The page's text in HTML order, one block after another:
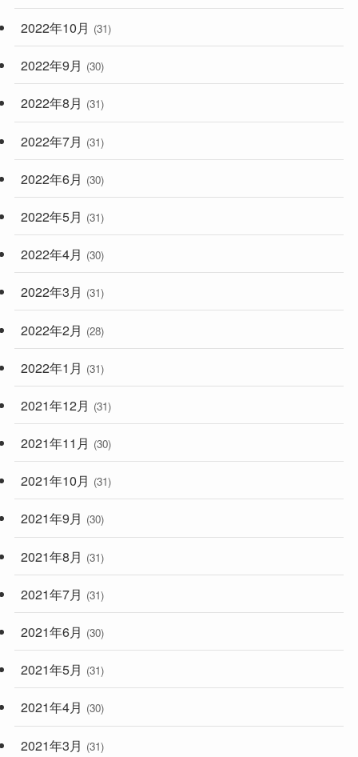
2022年10月 (31)
2022年9月 (30)
2022年8月 (31)
2022年7月 (31)
2022年6月 (30)
2022年5月 (31)
2022年4月 (30)
2022年3月 (31)
2022年2月 (28)
2022年1月 (31)
2021年12月 (31)
2021年11月 (30)
2021年10月 (31)
2021年9月 (30)
2021年8月 (31)
2021年7月 (31)
2021年6月 (30)
2021年5月 (31)
2021年4月 (30)
2021年3月 (31)